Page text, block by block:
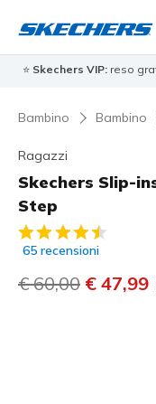
⭐ Skechers VIP: reso
Bambino Bambino
Ragazzi
Skechers Slip-
Step
Valutazione cliente
65 recensioni
Prezzo ridotto
€ 60,00 per
€ 47,99